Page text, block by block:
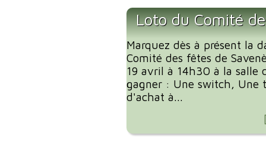
Loto du Comité
Marquez dès à présent la
Comité des fêtes de
19 avril à 14h30 à la salle
gagner : Une switch, Une
d'achat à...